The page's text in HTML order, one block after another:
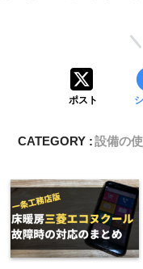
ポスト
CATEGORY :設備の